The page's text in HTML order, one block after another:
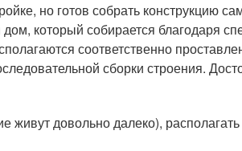
но готов собрать конструкцию
который собирается благодаря
соответственно
сборки строения.
живут довольно далеко),